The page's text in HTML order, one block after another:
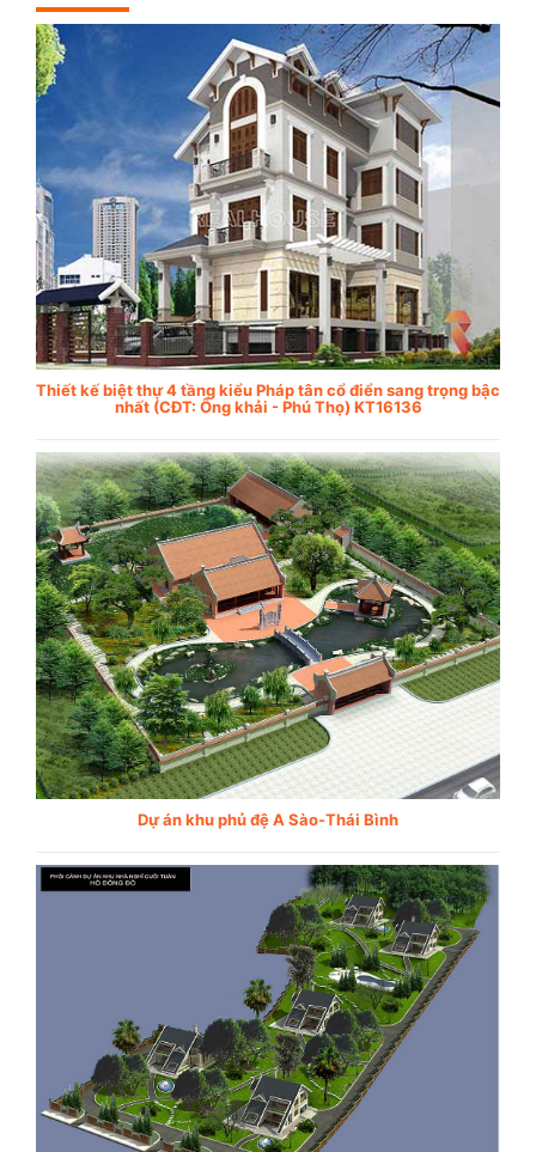
Thiết kế biệt thự 4 tầng kiểu Pháp tân cổ điển sang trọng bậc
nhất (CĐT: Ông khải - Phú Thọ) KT16136
Dự án khu phủ đệ A Sào-Thái Bình